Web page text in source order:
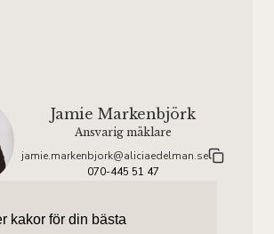
kakor för din bästa
Jamie Markenbjörk
Ansvarig mäklare
jamie.markenbjork@aliciaedelman.se
070-445 51 47